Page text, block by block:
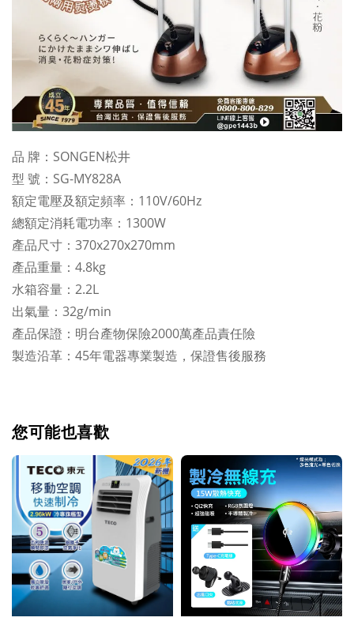
品 牌：SONGEN松井
型 號：SG-MY828A
額定電壓及額定頻率：110V/60Hz
總額定消耗電功率：1300W
產品尺寸：370x270x270mm
產品重量：4.8kg
水箱容量：2.2L
出氣量：32g/min
產品保證：明台產物保險2000萬產品責任險
製造沿革：45年電器專業製造，保證售後服務
您可能也喜歡